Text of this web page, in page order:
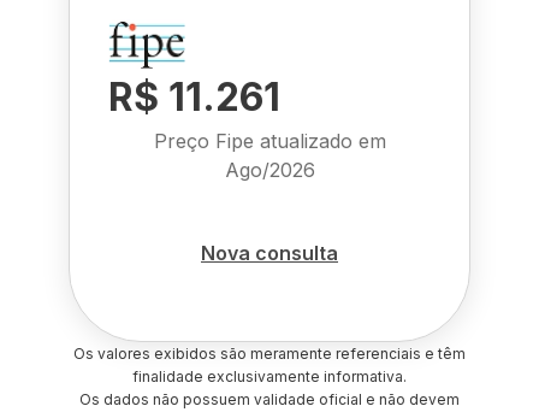
R$ 11.261
Preço Fipe atualizado em
Ago/2026
Nova consulta
Os valores exibidos são meramente referenciais e têm
finalidade exclusivamente informativa.
Os dados não possuem validade oficial e não devem